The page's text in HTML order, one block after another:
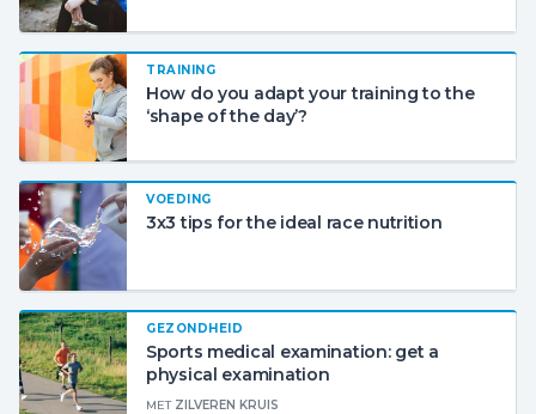
TRAINING
How do you adapt your training to the
‘shape of the day’?
VOEDING
3x3 tips for the ideal race nutrition
GEZONDHEID
Sports medical examination: get a
physical examination
MET ZILVEREN KRUIS